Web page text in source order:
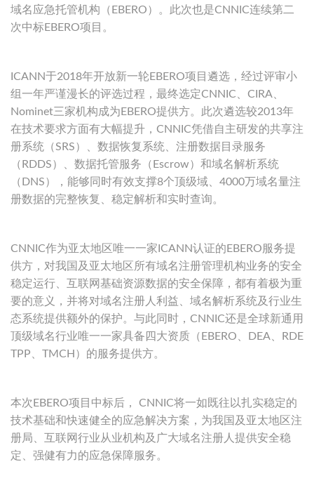
域名应急托管机构（EBERO）。此次也是CNNIC连续第二
次中标EBERO项目。
ICANN于2018年开放新一轮EBERO项目遴选，经过评审小
组一年严谨漫长的评选过程，最终选定CNNIC、CIRA、
Nominet三家机构成为EBERO提供方。此次遴选较2013年
在技术要求方面有大幅提升，CNNIC凭借自主研发的共享注
册系统（SRS）、数据恢复系统、注册数据目录服务
（RDDS）、数据托管服务（Escrow）和域名解析系统
（DNS），能够同时有效支撑8个顶级域、4000万域名量注
册数据的完整恢复、稳定解析和实时查询。
CNNIC作为亚太地区唯一一家ICANN认证的EBERO服务提
供方，对我国及亚太地区所有域名注册管理机构业务的安全
稳定运行、互联网基础资源数据的安全保障，都有着极为重
要的意义，并将对域名注册人利益、域名解析系统及行业生
态系统提供额外的保护。与此同时，CNNIC还是全球新通用
顶级域名行业唯一一家具备四大资质（EBERO、DEA、RDE
TPP、TMCH）的服务提供方。
本次EBERO项目中标后， CNNIC将一如既往以扎实稳定的
技术基础和快速健全的应急解决方案，为我国及亚太地区注
册局、互联网行业从业机构及广大域名注册人提供安全稳
定、强健有力的应急保障服务。